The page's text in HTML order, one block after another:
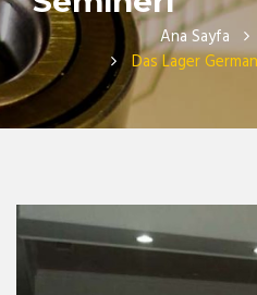
Ana Sayfa
Das Lager